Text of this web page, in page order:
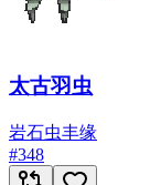
太古羽虫
岩石虫丰缘
#348